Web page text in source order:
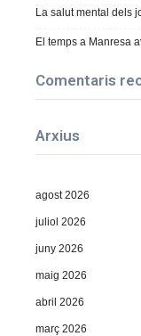
La salut mental dels
El temps a Manresa
Comentaris
Arxius
agost 2026
juliol 2026
juny 2026
maig 2026
abril 2026
març 2026